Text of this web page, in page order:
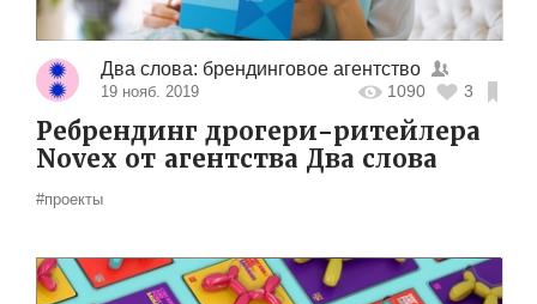
Два слова: брендинговое агентство
19 нояб. 2019 1090 3
Ребрендинг дрогери-ритейлера
Novex от агентства Два слова
#проекты